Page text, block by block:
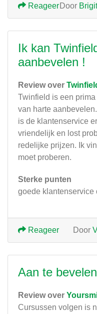
Door
Reageer
Ik kan
aanbevelen !
Review over
Twinfield is een
van harte
is de klantenservice
vriendelijk en lost
redelijke prijzen. Ik
moet proberen.
Sterke punten
goede
Door
Reageer
Aan te bevelen
Review over
Cursussen volgen is